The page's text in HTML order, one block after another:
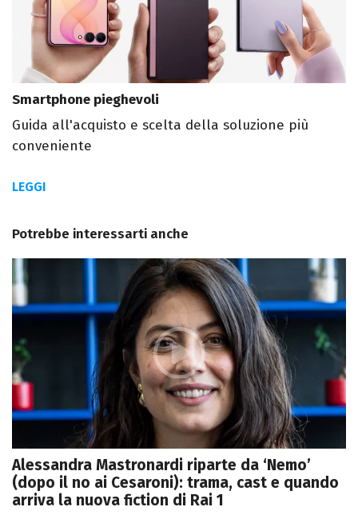
Smartphone pieghevoli
Guida all'acquisto e scelta della soluzione più
conveniente
LEGGI
Potrebbe interessarti anche
Alessandra Mastronardi riparte da ‘Nemo’
(dopo il no ai Cesaroni): trama, cast e quando
arriva la nuova fiction di Rai 1